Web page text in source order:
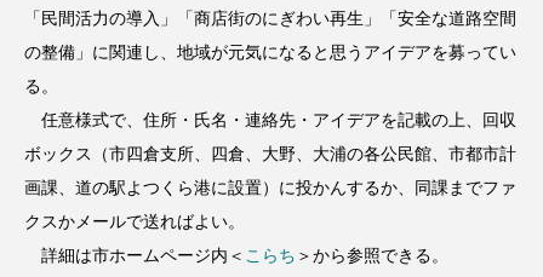
「民間活力の導入」「商店街のにぎわい再生」「安全な道路空間
の整備」に関連し、地域が元気になると思うアイデアを募ってい
る。
任意様式で、住所・氏名・連絡先・アイデアを記載の上、回収
ボックス（市四倉支所、四倉、大野、大浦の各公民館、市都市計
画課、道の駅よつくら港に設置）に投かんするか、同課までファ
クスかメールで送ればよい。
詳細は市ホームページ内＜ こらち ＞から参照できる。